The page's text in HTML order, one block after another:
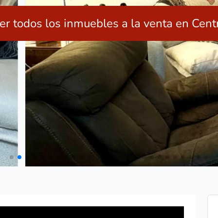
todos los inmuebles a la venta en